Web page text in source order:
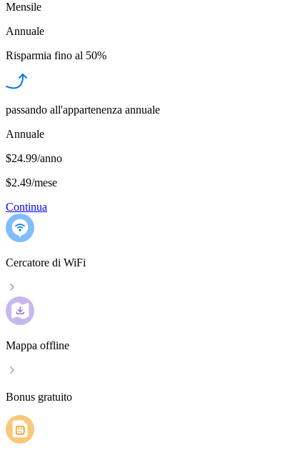
Mensile
Annuale
Risparmia fino al 50%
passando all'appartenenza annuale
Annuale
$24.99/anno
$2.49/mese
Continua
Cercatore di WiFi
Mappa offline
Bonus gratuito